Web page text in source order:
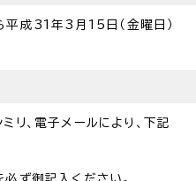
成31年3月15日（金曜日）
リ、電子メールにより、下記
必ず御記入ください。